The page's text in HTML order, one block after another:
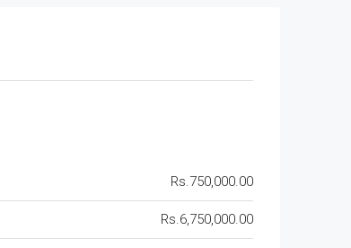
Rs.750,000.00
Rs.6,750,000.00